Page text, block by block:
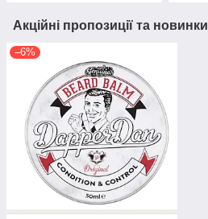
Акційні пропозиції та новинки
–6%